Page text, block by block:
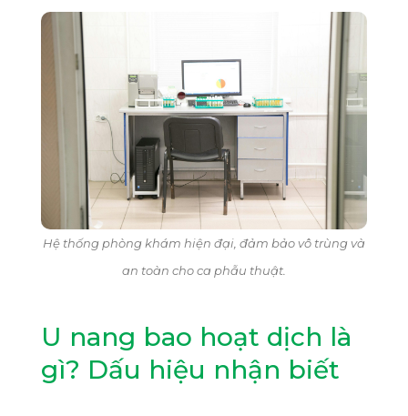
Hệ thống phòng khám hiện đại, đảm bảo vô trùng và
an toàn cho ca phẫu thuật.
U nang bao hoạt dịch là
gì? Dấu hiệu nhận biết